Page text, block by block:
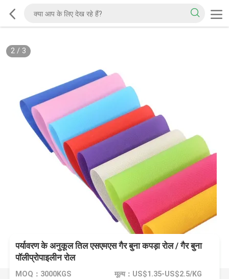
2/ 3
पर्यावरण के अनुकूल तिल एसएमएस गैर बुना कपड़ा रोल / गैर बुना
पॉलीप्रोपाइलीन रोल
MOQ：3000KGS मूल्य：US$1.35-US$2.5/KG